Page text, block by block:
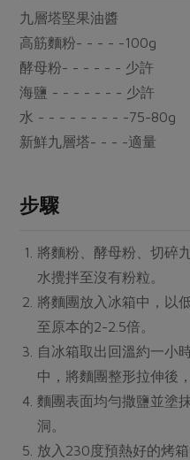
居家好物
家庭清潔
日用品
優惠專區
素食專區
樂齡友善
涼拌沙拉
飲品
主題食譜
異國料理
養身食補
主婦聯盟X樂齡網特約優惠案
30%rPET紅烏龍茶
2024農業發展計畫年度報告
更多議題活動
公益金
更多議題
生活者e週報
綠主張月刊
典藏閱覽室
社員權益
合作社法規
社務專區
選舉專區
媒體報導
地區活動
社務會議
活動報下載
九層塔堅果油醬
高筋麵粉- - - - -100g
酵母粉- - - - - - 少許
海鹽 - - - - - - - 少許
水 - - - - - - - - -75-80g
新鮮九層塔- - - -適量
步驟
將麵粉、酵母粉、切碎
水攪拌至沒有粉粒。
將麵團放入冰箱中，以
至原本的2-2.5倍。
自冰箱取出回溫約一小
中，將麵團整形拉伸後
麵團表面均勻撒鹽並塗
洞。
放入230度預熱好的烤